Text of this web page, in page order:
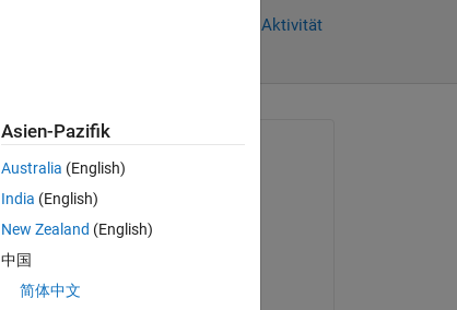
Anmelden, um Aktivität
Geovane Gomes
am 1 Jul. 2024
am 2 Jul. 2024
Asien-Pazifik
Australia (English)
India (English)
New Zealand (English)
中国
简体中文